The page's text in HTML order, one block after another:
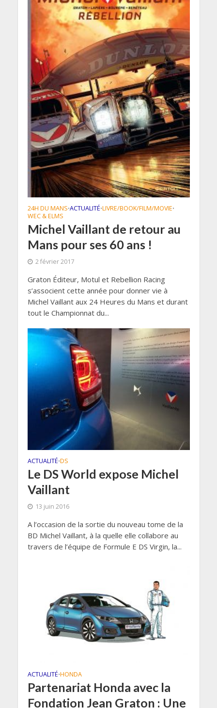
24H DU MANS•ACTUALITÉ•LIVRE/BOOK/FILM/MOVIE•
WEC & ELMS
Michel Vaillant de retour au
Mans pour ses 60 ans !
2 février 2017
Graton Éditeur, Motul et Rebellion Racing
s’associent cette année pour donner vie à
Michel Vaillant aux 24 Heures du Mans et durant
tout le Championnat du...
ACTUALITÉ•DS
Le DS World expose Michel
Vaillant
13 juin 2016
A l’occasion de la sortie du nouveau tome de la
BD Michel Vaillant, à la quelle elle collabore au
travers de l’équipe de Formule E DS Virgin, la...
ACTUALITÉ•HONDA
Partenariat Honda avec la
Fondation Jean Graton : Une